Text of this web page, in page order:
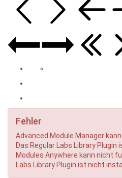
Fehler
Advanced Module Manager
Das Regular Labs Library Plugin
Modules Anywhere kann nicht
Labs Library Plugin ist nicht